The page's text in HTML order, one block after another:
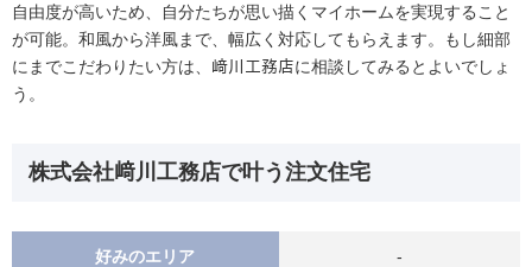
自由度が高いため、自分たちが思い描くマイホームを実現すること
が可能。和風から洋風まで、幅広く対応してもらえます。もし細部
にまでこだわりたい方は、﨑川工務店に相談してみるとよいでしょ
う。
株式会社﨑川工務店で叶う注文住宅
好みのエリア ‐